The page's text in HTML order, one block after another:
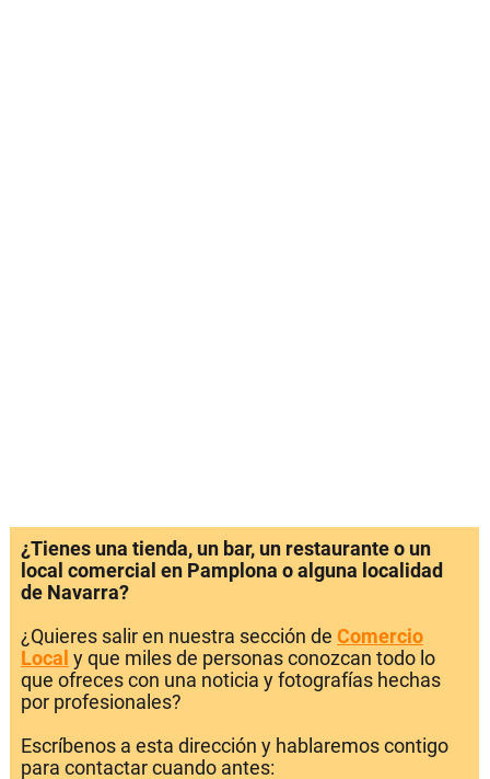
¿Tienes una tienda, un bar, un restaurante o un
local comercial en Pamplona o alguna localidad
de Navarra?
¿Quieres salir en nuestra sección de Comercio
Local y que miles de personas conozcan todo lo
que ofreces con una noticia y fotografías hechas
por profesionales?
Escríbenos a esta dirección y hablaremos contigo
para contactar cuando antes: